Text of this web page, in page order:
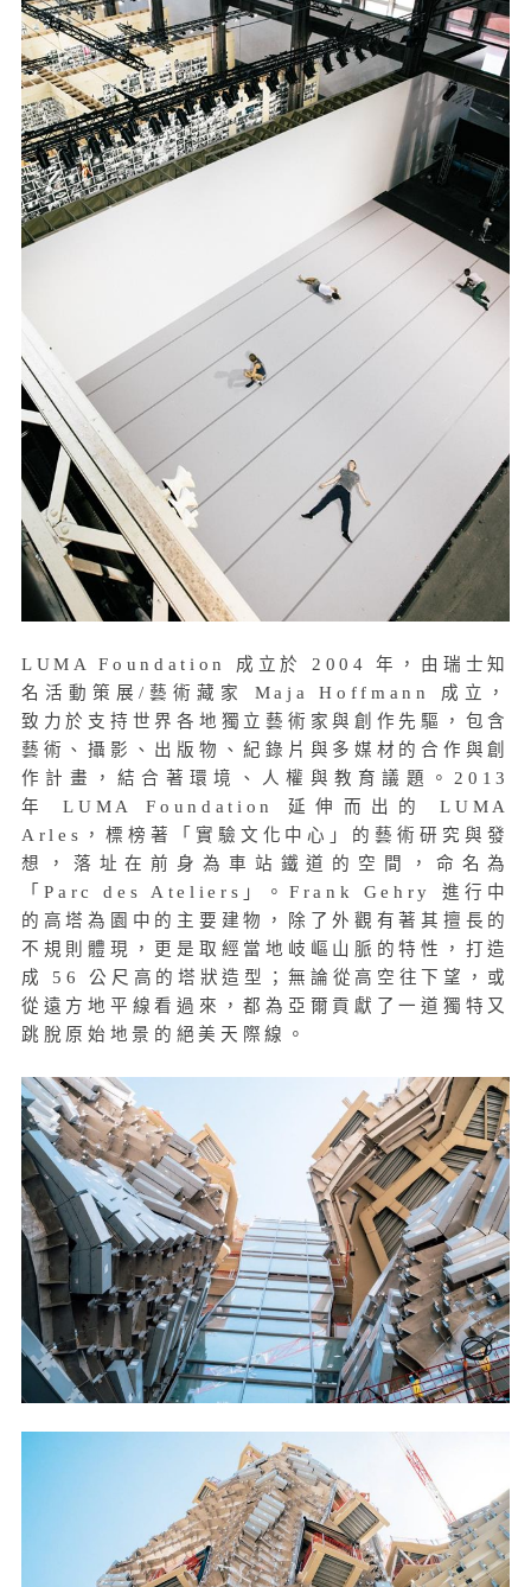
LUMA Foundation 成立於 2004 年，由瑞士知
名活動策展/藝術藏家 Maja Hoffmann 成立，
致力於支持世界各地獨立藝術家與創作先驅，包含
藝術、攝影、出版物、紀錄片與多媒材的合作與創
作計畫，結合著環境、人權與教育議題。2013
年 LUMA Foundation 延伸而出的 LUMA
Arles，標榜著「實驗文化中心」的藝術研究與發
想，落址在前身為車站鐵道的空間，命名為
「Parc des Ateliers」。Frank Gehry 進行中
的高塔為園中的主要建物，除了外觀有著其擅長的
不規則體現，更是取經當地岐嶇山脈的特性，打造
成 56 公尺高的塔狀造型；無論從高空往下望，或
從遠方地平線看過來，都為亞爾貢獻了一道獨特又
跳脫原始地景的絕美天際線。